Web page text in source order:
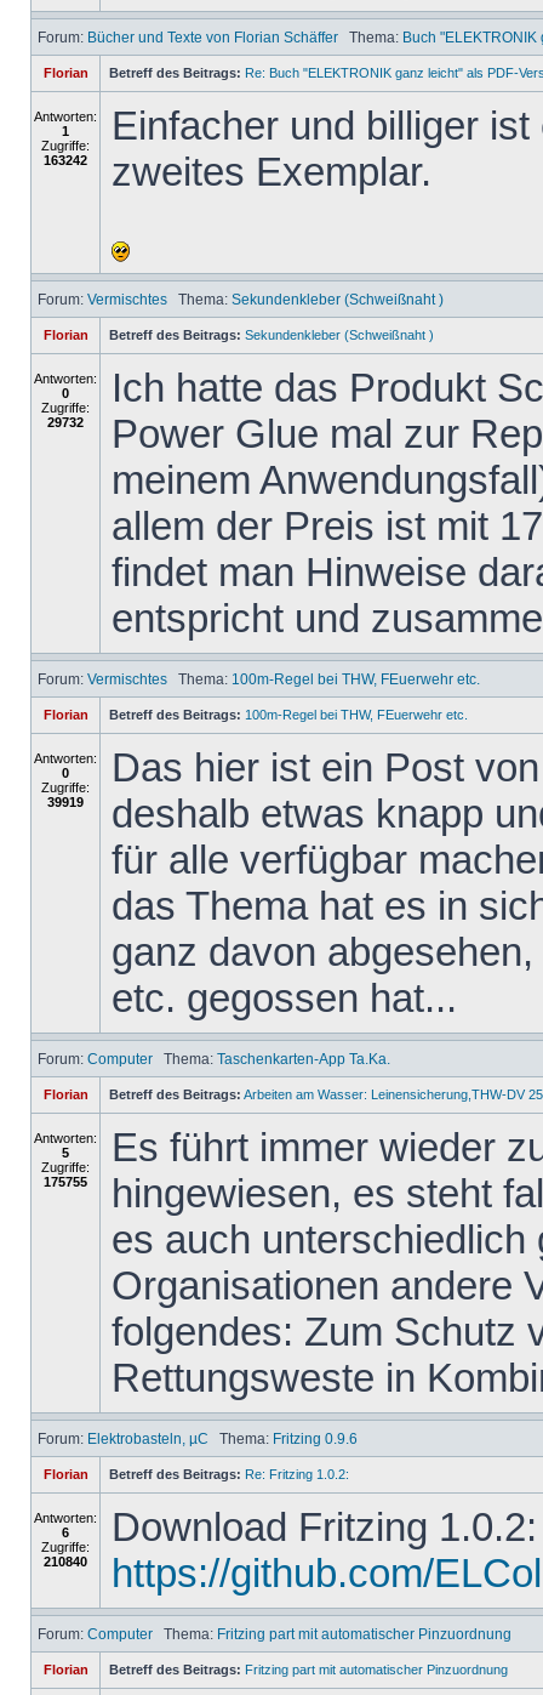
Forum: Bücher und Texte von Florian Schäffer Thema: Buch
Florian Betreff des Beitrags: Re: Buch "ELEKTRONIK ganz leicht" als PDF-
Antworten:
1
Zugriffe:
163242
Einfacher und billiger
zweites Exemplar.
Forum: Vermischtes Thema: Sekundenkleber (Schweißnaht )
Florian Betreff des Beitrags: Sekundenkleber (Schweißnaht )
Antworten:
0
Zugriffe:
29732
Ich hatte das Produkt
Power Glue mal zur
meinem
allem der Preis ist mit
findet man Hinweise
entspricht und
Forum: Vermischtes Thema: 100m-Regel bei THW, FEuerwehr etc.
Florian Betreff des Beitrags: 100m-Regel bei THW, FEuerwehr etc.
Antworten:
0
Zugriffe:
39919
Das hier ist ein Post
deshalb etwas knapp
für alle verfügbar
das Thema hat es in
ganz davon
etc. gegossen hat...
Forum: Computer Thema: Taschenkarten-App Ta.Ka.
Florian Betreff des Beitrags: Arbeiten am Wasser: Leinensicherung,THW-DV
Antworten:
5
Zugriffe:
175755
Es führt immer wieder
hingewiesen, es steht
es auch unterschiedlich
Organisationen andere
folgendes: Zum Schutz
Rettungsweste in
Forum: Elektrobasteln, µC Thema: Fritzing 0.9.6
Florian Betreff des Beitrags: Re: Fritzing 1.0.2:
Antworten:
6
Zugriffe:
210840
Download Fritzing 1.0.2:
https://github.com/
Forum: Computer Thema: Fritzing part mit automatischer Pinzuordnung
Florian Betreff des Beitrags: Fritzing part mit automatischer Pinzuordnung